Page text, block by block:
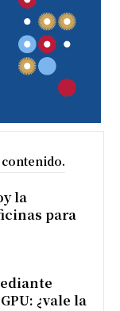
la
para
¿vale la